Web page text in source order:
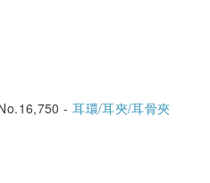
-耳環/耳夾/耳骨夾